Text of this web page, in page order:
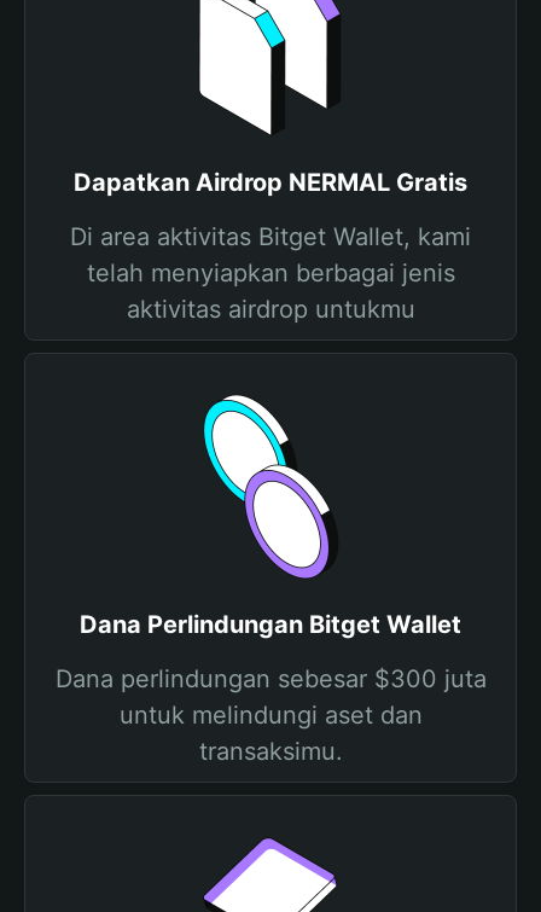
Dapatkan Airdrop NERMAL Gratis
Di area aktivitas Bitget Wallet, kami
telah menyiapkan berbagai jenis
aktivitas airdrop untukmu
Dana Perlindungan Bitget Wallet
Dana perlindungan sebesar $300 juta
untuk melindungi aset dan
transaksimu.